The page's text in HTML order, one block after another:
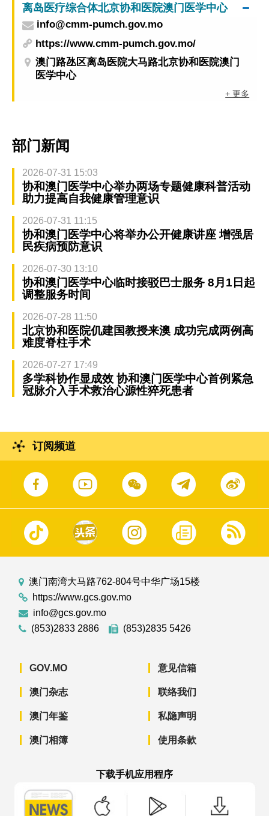
离岛医疗综合体北京协和医院澳门医学中心
info@cmm-pumch.gov.mo
https://www.cmm-pumch.gov.mo/
澳门路氹区离岛医院大马路北京协和医院澳门
医学中心
+ 更多
部门新闻
2026-07-31 15:03
协和澳门医学中心举办两场专题健康科普活动
助力提高自我健康管理意识
2026-07-31 11:15
协和澳门医学中心将举办公开健康讲座 增强居
民疾病预防意识
2026-07-30 13:10
协和澳门医学中心临时接驳巴士服务 8月1日起
调整服务时间
2026-07-28 11:50
北京协和医院仉建国教授来澳 成功完成两例高
难度脊柱手术
2026-07-27 17:49
多学科协作显成效 协和澳门医学中心首例紧急
冠脉介入手术救治心源性猝死患者
订阅频道
澳门南湾大马路762-804号中华广场15楼
https://www.gcs.gov.mo
info@gcs.gov.mo
(853)2833 2886
(853)2835 5426
GOV.MO
澳门杂志
澳门年鉴
澳门相簿
意见信箱
联络我们
私隐声明
使用条款
下载手机应用程序